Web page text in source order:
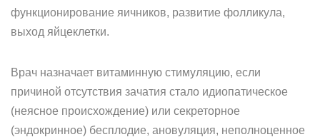
функционирование яичников, развитие фолликула,
выход яйцеклетки.
Врач назначает витаминную стимуляцию, если
причиной отсутствия зачатия стало идиопатическое
(неясное происхождение) или секреторное
(эндокринное) бесплодие, ановуляция, неполноценное